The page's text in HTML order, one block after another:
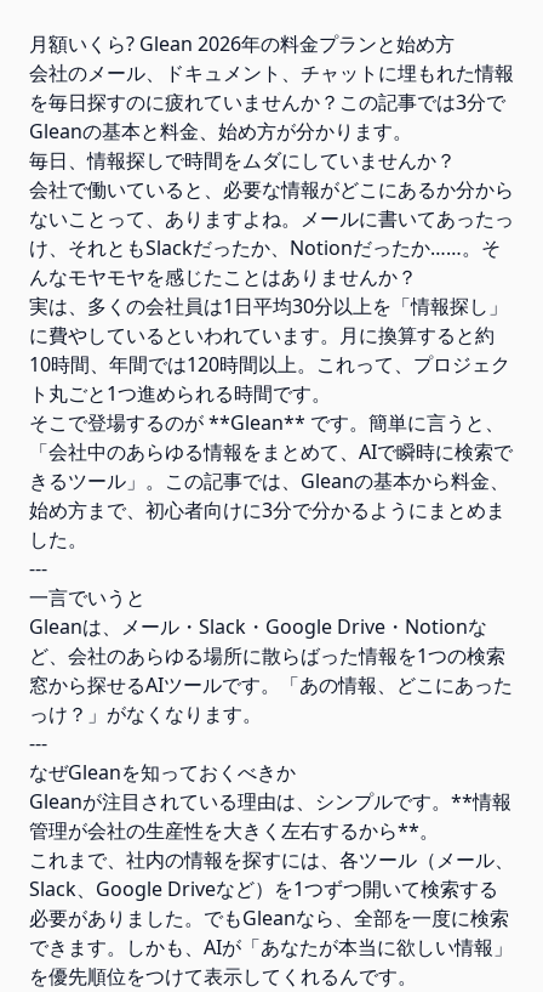
月額いくら? Glean 2026年の料金プランと始め方
会社のメール、ドキュメント、チャットに埋もれた情報
を毎日探すのに疲れていませんか？この記事では3分で
Gleanの基本と料金、始め方が分かります。
毎日、情報探しで時間をムダにしていませんか？
会社で働いていると、必要な情報がどこにあるか分から
ないことって、ありますよね。メールに書いてあったっ
け、それともSlackだったか、Notionだったか……。そ
んなモヤモヤを感じたことはありませんか？
実は、多くの会社員は1日平均30分以上を「情報探し」
に費やしているといわれています。月に換算すると約
10時間、年間では120時間以上。これって、プロジェク
ト丸ごと1つ進められる時間です。
そこで登場するのが **Glean** です。簡単に言うと、
「会社中のあらゆる情報をまとめて、AIで瞬時に検索で
きるツール」。この記事では、Gleanの基本から料金、
始め方まで、初心者向けに3分で分かるようにまとめま
した。
---
一言でいうと
Gleanは、メール・Slack・Google Drive・Notionな
ど、会社のあらゆる場所に散らばった情報を1つの検索
窓から探せるAIツールです。「あの情報、どこにあった
っけ？」がなくなります。
---
なぜGleanを知っておくべきか
Gleanが注目されている理由は、シンプルです。**情報
管理が会社の生産性を大きく左右するから**。
これまで、社内の情報を探すには、各ツール（メール、
Slack、Google Driveなど）を1つずつ開いて検索する
必要がありました。でもGleanなら、全部を一度に検索
できます。しかも、AIが「あなたが本当に欲しい情報」
を優先順位をつけて表示してくれるんです。